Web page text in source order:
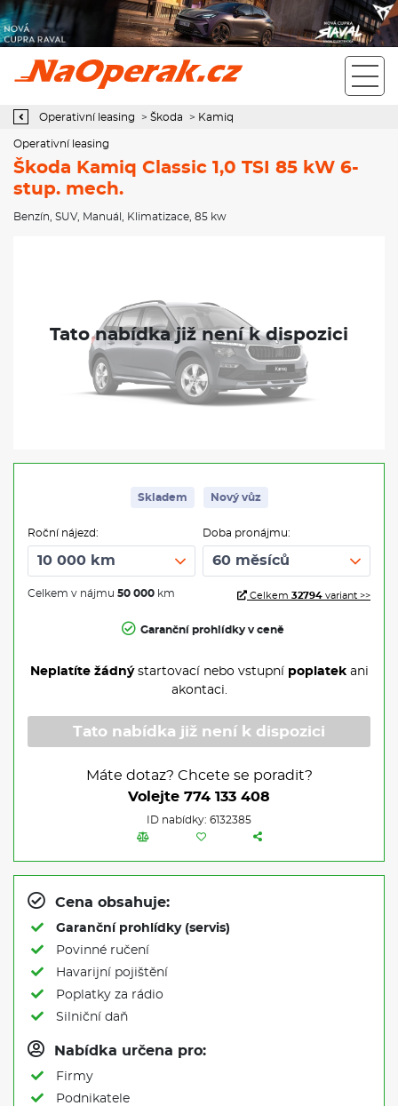
Operativní leasing Škoda Kamiq Classic 1,0 TSI 85 kW 6-stup.
Operativní leasing > Škoda > Kamiq
Operativní leasing
Škoda Kamiq Classic 1,0 TSI 85 kW 6-
stup. mech.
Benzín SUV, Manuál Klimatizace , 85 kw
Skladem Nový vůz
Roční nájezd:
Celkem v nájmu 50 000 km
Doba pronájmu:
Celkem 32794 variant >>
Garanční prohlídky v ceně
Neplatíte žádnýstartovací nebo vstupní poplatekani
akontaci.
Tato nabídka již není k dispozici
Máte dotaz? Chcete se poradit?
Volejte 774 133 408
ID nabídky: 6132385
Cena obsahuje:
Garanční prohlídky (servis)
Povinné ručení
Havarijní pojištění
Poplatky za rádio
Silniční daň
Nabídka určena pro:
Firmy
Podnikatele